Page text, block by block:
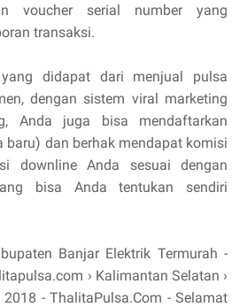
voucher serial number yang
transaksi.
didapat dari menjual pulsa
dengan sistem viral marketing
Anda juga bisa mendaftarkan
baru) dan berhak mendapat komisi
downline Anda sesuai dengan
bisa Anda tentukan sendiri
Banjar Elektrik Termurah -
› Kalimantan Selatan ›
- ThalitaPulsa.Com - Selamat